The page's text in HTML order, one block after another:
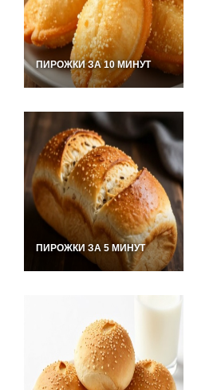
ПИРОЖКИ ЗА 10 МИНУТ
ПИРОЖКИ ЗА 5 МИНУТ